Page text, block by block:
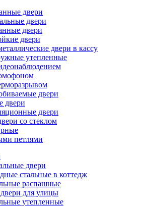
двери
двери
двери
двери
двери в кассу
утепленные
двери
двери
двери
со стеклом
петлями
двери
стальные в коттедж
распашные
для улицы
утепленные